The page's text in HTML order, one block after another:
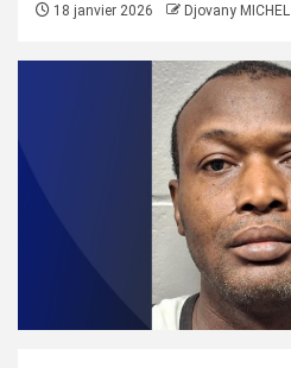
18 janvier 2026 Djovany MICHEL